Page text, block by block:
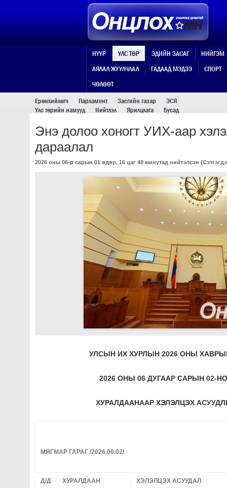
УЛС ТӨР
НҮҮР УЛС ТӨР ЭДИЙН ЗАСАГ
НИЙГЭМ
АЯЛАЛ ЖУУЛЧЛАЛ
ГАДААД МЭДЭЭ
СПОРТ
ЧӨЛӨӨТ
Ерөнхийлөгч
Парламент Засгийн газар
ЭСЯ
Улс төрийн намууд
Нийтлэл Ярилцлага Бусад
Энэ долоо хоногт УИХ-аар
дараалал
2026 оны 06-р сарын 01 өдөр, 16 цаг 48 минутад нийтэлсэн (
УЛСЫН ИХ ХУРЛЫН 2026 ОНЫ
2026 ОНЫ 06 ДУГААР САРЫН 02-
ХУРАЛДААНААР ХЭЛЭЛЦЭХ
МЯГМАР ГАРАГ /2026.06.02/
Д/Д ХУРАЛДААН ХЭЛЭЛЦЭХ АСУУДАЛ